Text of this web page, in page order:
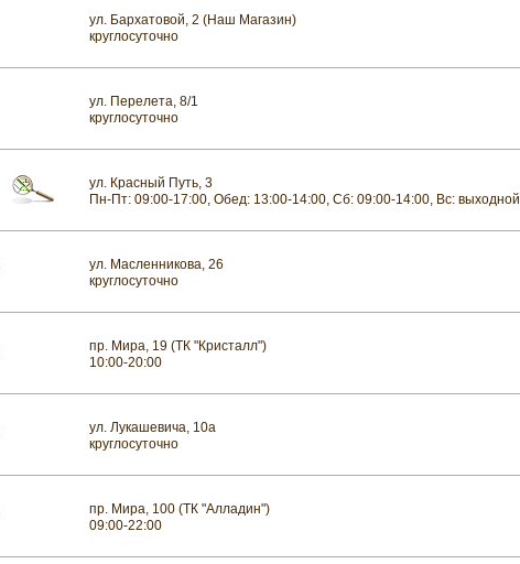
ул. Бархатовой, 2 (Наш Магазин)
круглосуточно
ул. Перелета, 8/1
круглосуточно
ул. Красный Путь, 3
Пн-Пт: 09:00-17:00, Обед: 13:00-14:00, Сб: 09:00-14:00, Вс: выходной
ул. Масленникова, 26
круглосуточно
пр. Мира, 19 (ТК "Кристалл")
10:00-20:00
ул. Лукашевича, 10а
круглосуточно
пр. Мира, 100 (ТК "Алладин")
09:00-22:00